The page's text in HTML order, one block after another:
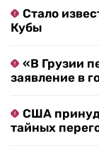
Стало
Кубы
«В Грузии
заявление в
США
тайных